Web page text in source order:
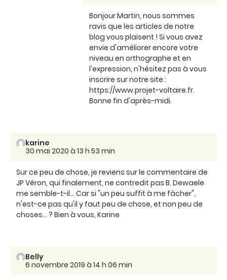
Bonjour Martin, nous sommes
ravis que les articles de notre
blog vous plaisent ! Si vous avez
envie d'améliorer encore votre
niveau en orthographe et en
l'expression, n'hésitez pas à vous
inscrire sur notre site :
https://www.projet-voltaire.fr.
Bonne fin d'après-midi.
karine
30 mai 2020 à 13 h 53 min
Sur ce peu de chose, je reviens sur le commentaire de
JP Véron, qui finalement, ne contredit pas B. Dewaele
me semble-t-il... Car si "un peu suffit à me fâcher",
n'est-ce pas qu'il y faut peu de chose, et non peu de
choses... ? Bien à vous, Karine
Belly
6 novembre 2019 à 14 h 06 min